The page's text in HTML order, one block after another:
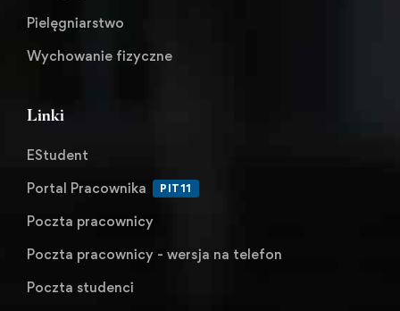
Pielęgniarstwo
Wychowanie fizyczne
Linki
EStudent
Portal Pracownika
PIT11
Poczta pracownicy
Poczta pracownicy - wersja na telefon
Poczta studenci